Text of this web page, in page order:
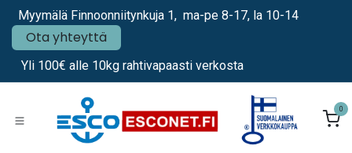
Siirry sisältöön
Myymälä Finnoonniitynkuja 1, ma-pe 8-17, la 10-14
Ota yhteyttä
Yli 100€ alle 10kg rahtivapaasti verkosta
0